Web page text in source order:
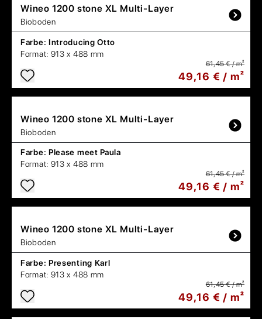
Wineo 1200 stone XL Multi-Layer
Bioboden
Farbe: Introducing Otto
Format: 913 x 488 mm
61,45 € / m²
49,16 € / m²
Wineo 1200 stone XL Multi-Layer
Bioboden
Farbe: Please meet Paula
Format: 913 x 488 mm
61,45 € / m²
49,16 € / m²
Wineo 1200 stone XL Multi-Layer
Bioboden
Farbe: Presenting Karl
Format: 913 x 488 mm
61,45 € / m²
49,16 € / m²